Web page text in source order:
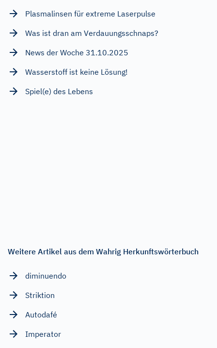
Plasmalinsen für extreme Laserpulse
Was ist dran am Verdauungsschnaps?
News der Woche 31.10.2025
Wasserstoff ist keine Lösung!
Spiel(e) des Lebens
Weitere Artikel aus dem Wahrig Herkunftswörterbuch
diminuendo
Striktion
Autodafé
Imperator